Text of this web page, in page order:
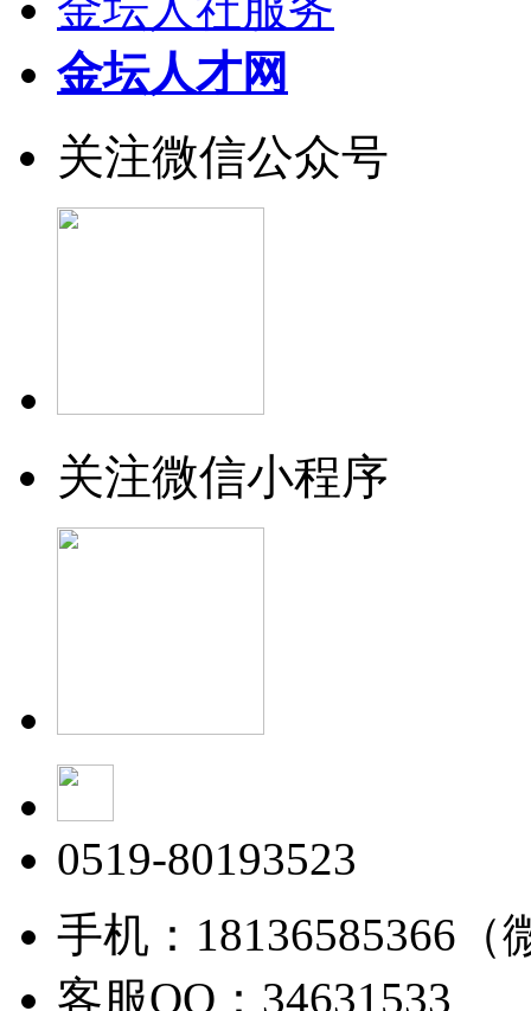
金坛人才网
关注微信公众号
关注微信小程序
0519-80193523
手机：18136585366（
客服QQ：34631533